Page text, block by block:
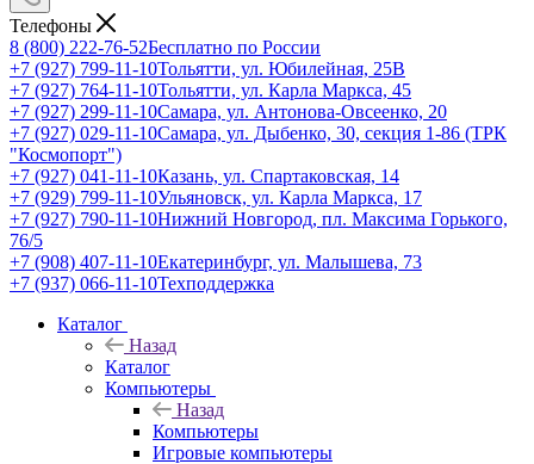
Телефоны
8 (800) 222-76-52Бесплатно по России
+7 (927) 799-11-10Тольятти, ул. Юбилейная, 25В
+7 (927) 764-11-10Тольятти, ул. Карла Маркса, 45
+7 (927) 299-11-10Самара, ул. Антонова-Овсеенко, 20
+7 (927) 029-11-10Самара, ул. Дыбенко, 30, секция 1-86 (ТРК
"Космопорт")
+7 (927) 041-11-10Казань, ул. Спартаковская, 14
+7 (929) 799-11-10Ульяновск, ул. Карла Маркса, 17
+7 (927) 790-11-10Нижний Новгород, пл. Максима Горького,
76/5
+7 (908) 407-11-10Екатеринбург, ул. Малышева, 73
+7 (937) 066-11-10Техподдержка
Каталог
Назад
Каталог
Компьютеры
Назад
Компьютеры
Игровые компьютеры